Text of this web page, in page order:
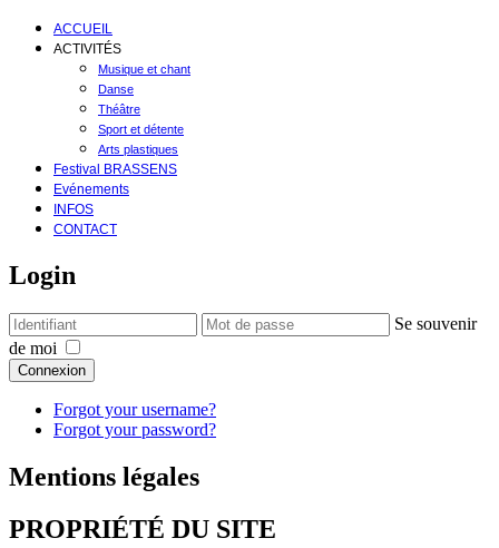
ACCUEIL
ACTIVITÉS
Musique et chant
Danse
Théâtre
Sport et détente
Arts plastiques
Festival BRASSENS
Evénements
INFOS
CONTACT
Login
Se souvenir
de moi
Connexion
Forgot your username?
Forgot your password?
Mentions légales
PROPRIÉTÉ DU SITE